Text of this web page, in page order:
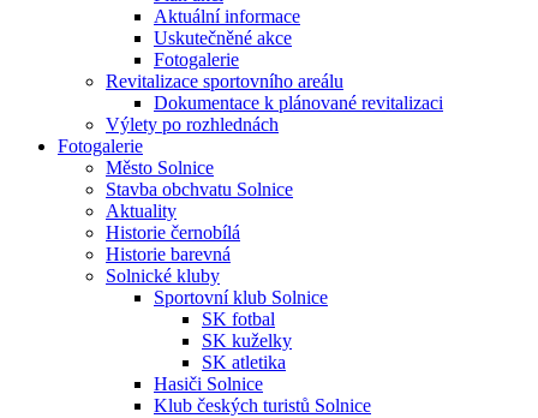
Aktuální informace
Uskutečněné akce
Fotogalerie
Revitalizace sportovního areálu
Dokumentace k plánované revitalizaci
Výlety po rozhlednách
Fotogalerie
Město Solnice
Stavba obchvatu Solnice
Aktuality
Historie černobílá
Historie barevná
Solnické kluby
Sportovní klub Solnice
SK fotbal
SK kuželky
SK atletika
Hasiči Solnice
Klub českých turistů Solnice